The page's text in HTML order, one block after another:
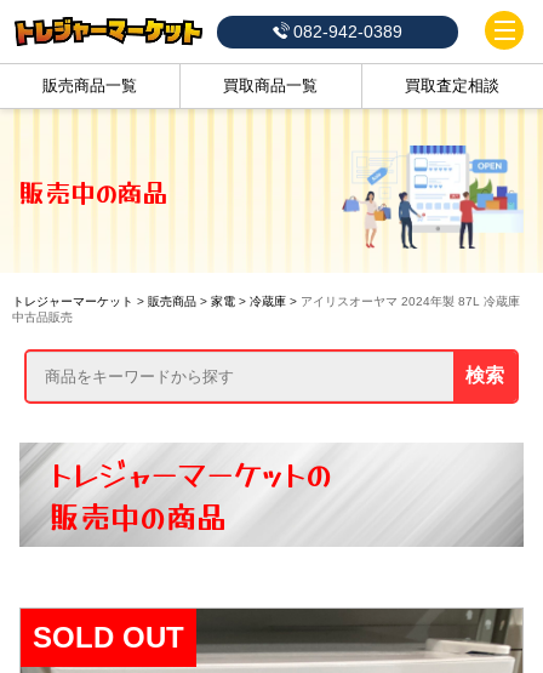
082-942-0389
販売商品一覧 買取商品一覧 買取査定相談
販売中の商品
トレジャーマーケット > 販売商品> 家電> 冷蔵庫> アイリスオーヤマ 2024年製 87L 冷蔵庫
中古品販売
検索
トレジャーマーケットの
販売中の商品
SOLD OUT